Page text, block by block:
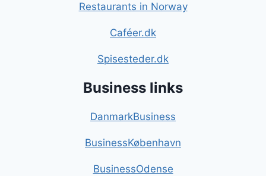
Restaurants in Norway
Caféer.dk
Spisesteder.dk
Business links
DanmarkBusiness
BusinessKøbenhavn
BusinessOdense